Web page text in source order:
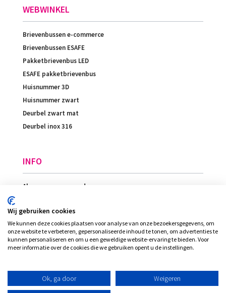
WEBWINKEL
Brievenbussen e-commerce
Brievenbussen ESAFE
Pakketbrievenbus LED
ESAFE pakketbrievenbus
Huisnummer 3D
Huisnummer zwart
Deurbel zwart mat
Deurbel inox 316
INFO
Algemene voorwaarden
Levering
Ligging
© Plexi-view - INVENT bvba, alle rechten
voorbehouden
Wij gebruiken cookies
We kunnen deze cookies plaatsen voor analyse van onze bezoekersgegevens, om
onze website te verbeteren, gepersonaliseerde inhoud te tonen, om advertenties te
kunnen personaliseren en om u een geweldige website-ervaring te bieden. Voor
meer informatie over de cookies die we gebruiken opent u de instellingen.
Ok, ga door Weigeren